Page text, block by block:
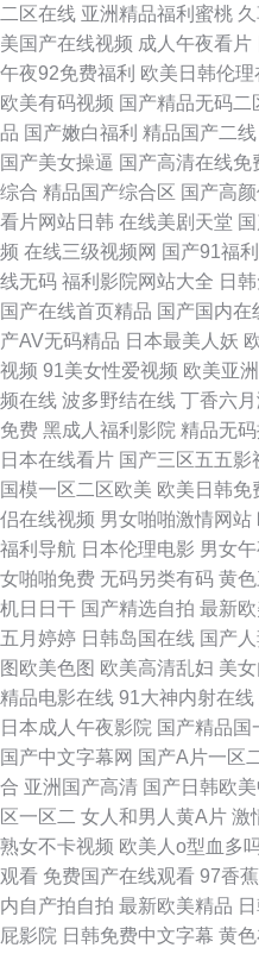
二区在线 亚洲精品福利蜜桃
美国产在线视频 成人午夜看片
午夜92免费福利 欧美日韩伦理
欧美有码视频 国产精品无码二
品 国产嫩白福利 精品国产二线
国产美女操逼 国产高清在线免
综合 精品国产综合区 国产高
看片网站日韩 在线美剧天堂
频 在线三级视频网 国产91福
线无码 福利影院网站大全 日
国产在线首页精品 国产国内在
产AV无码精品 日本最美人妖
视频 91美女性爱视频 欧美亚
频在线 波多野结在线 丁香六
免费 黑成人福利影院 精品无
日本在线看片 国产三区五五影
国模一区二区欧美 欧美日韩免
侣在线视频 男女啪啪激情网站
福利导航 日本伦理电影 男女
女啪啪免费 无码另类有码 黄色
机日日干 国产精选自拍 最新
五月婷婷 日韩岛国在线 国产
图欧美色图 欧美高清乱妇 美
精品电影在线 91大神内射在线
日本成人午夜影院 国产精品国
国产中文字幕网 国产A片一区
合 亚洲国产高清 国产日韩欧
区一区二 女人和男人黄A片 激
熟女不卡视频 欧美人o型血多
观看 免费国产在线观看 97香
内自产拍自拍 最新欧美精品
屁影院 日韩免费中文字幕 黄